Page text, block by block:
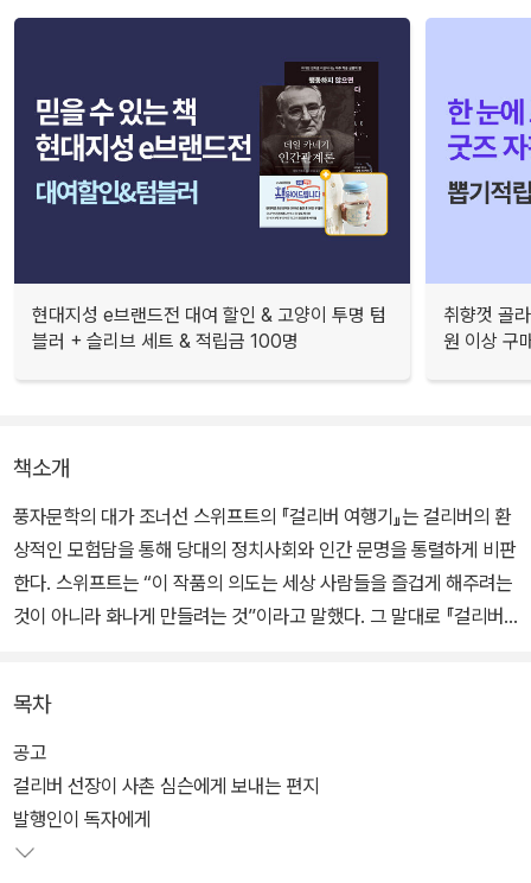
현대지성 e브랜드전 대여 할인 & 고양이 투명 텀
블러 + 슬리브 세트 & 적립금 100명
취향껏 골
원 이상 구
책소개
풍자문학의 대가 조너선 스위프트의 『걸리버 여행기』는 걸리버의 환
상적인 모험담을 통해 당대의 정치사회와 인간 문명을 통렬하게 비판
한다. 스위프트는 “이 작품의 의도는 세상 사람들을 즐겁게 해주려는
것이 아니라 화나게 만들려는 것”이라고 말했다. 그 말대로 『걸리버
되기까지 했다.
19세기 초 『걸리버 여행기』는 원작의 거친 표현과 풍자 등을 삭제하
고 아동문학으로 발행되었는데, 이런 판본들이 지금까지도 수많은 독
자들에게 읽히고 있다. 그러나 아동용 『걸리버 여행기』를 접한 사람
목차
공고
걸리버 선장이 사촌 심슨에게 보내는 편지
발행인이 독자에게